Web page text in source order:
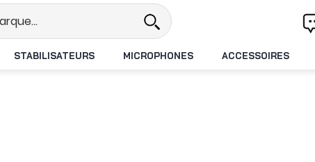
Livraison offerte dès
STABILISATEURS MICROPHONES ACCESSOIRES